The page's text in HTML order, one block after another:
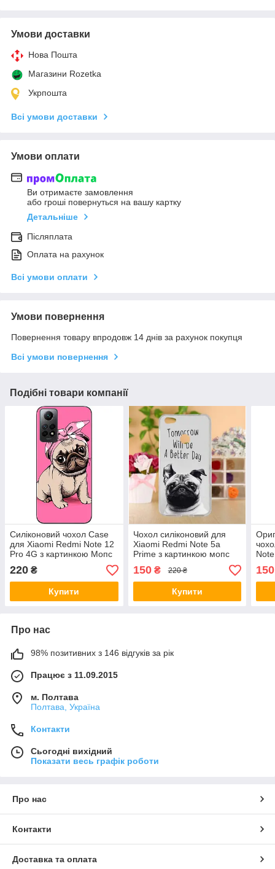
Умови доставки
Нова Пошта
Магазини Rozetka
Укрпошта
Всі умови доставки
Умови оплати
Ви отримаєте замовлення
або гроші повернуться на вашу картку
Детальніше
Післяплата
Оплата на рахунок
Всі умови оплати
Умови повернення
Повернення товару впродовж 14 днів за рахунок покупця
Всі умови повернення
Подібні товари компанії
Силіконовий чохол Case
для Xiaomi Redmi Note 12
Pro 4G з картинкою Мопс
220 ₴
Купити
Чохол силіконовий для
Xiaomi Redmi Note 5a
Prime з картинкою мопс
150₴ 220 ₴
Купити
150
Про нас
98% позитивних з 146 відгуків за рік
Працює з 11.09.2015
м. Полтава
Полтава, Україна
Контакти
Сьогодні вихідний
Показати весь графік роботи
Про нас
Контакти
Доставка та оплата